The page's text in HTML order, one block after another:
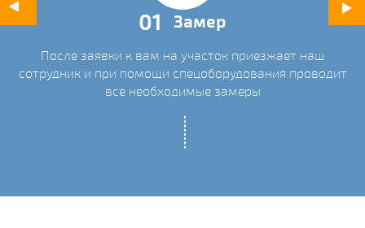
01 Замер
После заявки к вам на участок приезжает наш
сотрудник и при помощи спецоборудования проводит
все необходимые замеры